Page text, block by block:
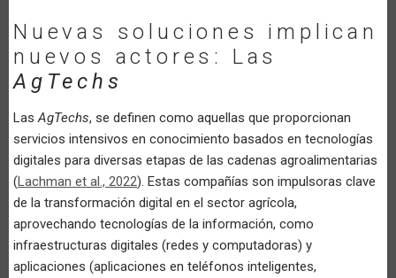
Nuevas soluciones implican
nuevos actores: Las
AgTechs
LasAgTechs, se definen como aquellas que proporcionan
servicios intensivos en conocimiento basados en tecnologías
digitales para diversas etapas de las cadenas agroalimentarias
(Lachman et al., 2022). Estas compañías son impulsoras clave
de la transformación digital en el sector agrícola,
aprovechando tecnologías de la información, como
infraestructuras digitales (redes y computadoras) y
aplicaciones (aplicaciones en teléfonos inteligentes,